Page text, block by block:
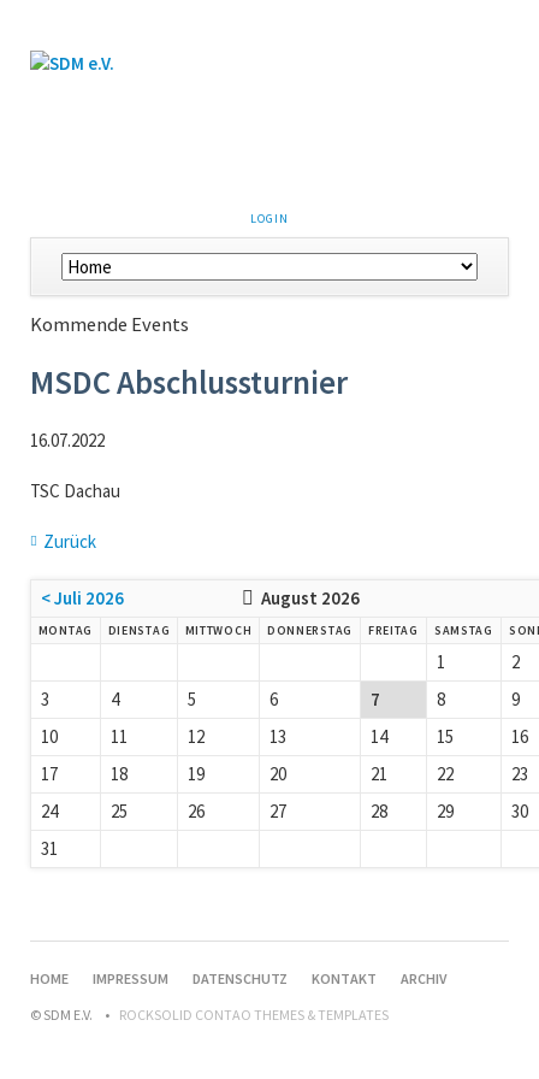
LOGIN
Kommende Events
MSDC Abschlussturnier
16.07.2022
TSC Dachau
Zurück
< Juli 2026 August 2026
MONTAG DIENSTAG MITTWOCH DONNERSTAG FREITAG SAMSTAG
1
2
3
4 5 6 7 8
9
10
11 12 13 14 15
16
17
18 19 20 21 22
23
24
25 26 27 28 29
30
31
HOME IMPRESSUM DATENSCHUTZ KONTAKT
ARCHIV
© SDM E.V.
ROCKSOLID CONTAO THEMES & TEMPLATES